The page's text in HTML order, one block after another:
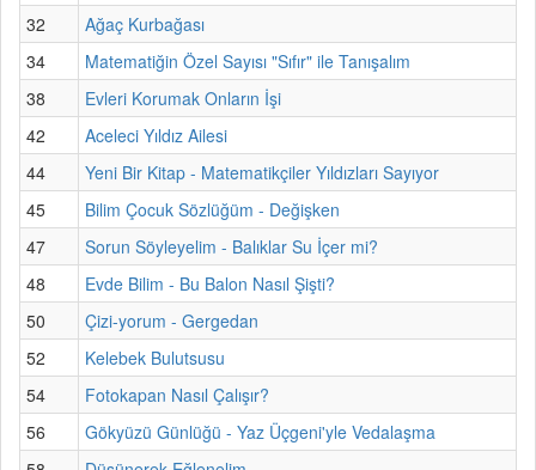
32
Ağaç Kurbağası
34
Matematiğin Özel Sayısı "Sıfır" ile Tanışalım
38
Evleri Korumak Onların İşi
42
Aceleci Yıldız Ailesi
44
Yeni Bir Kitap - Matematikçiler Yıldızları Sayıyor
45
Bilim Çocuk Sözlüğüm - Değişken
47
Sorun Söyleyelim - Balıklar Su İçer mi?
48
Evde Bilim - Bu Balon Nasıl Şişti?
50
Çizi-yorum - Gergedan
52
Kelebek Bulutsusu
54
Fotokapan Nasıl Çalışır?
56
Gökyüzü Günlüğü - Yaz Üçgeni'yle Vedalaşma